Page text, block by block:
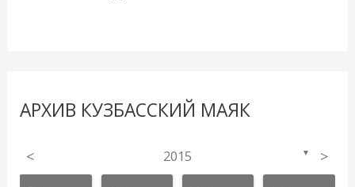
АРХИВ КУЗБАССКИЙ МАЯК
< 2015 ▼ >